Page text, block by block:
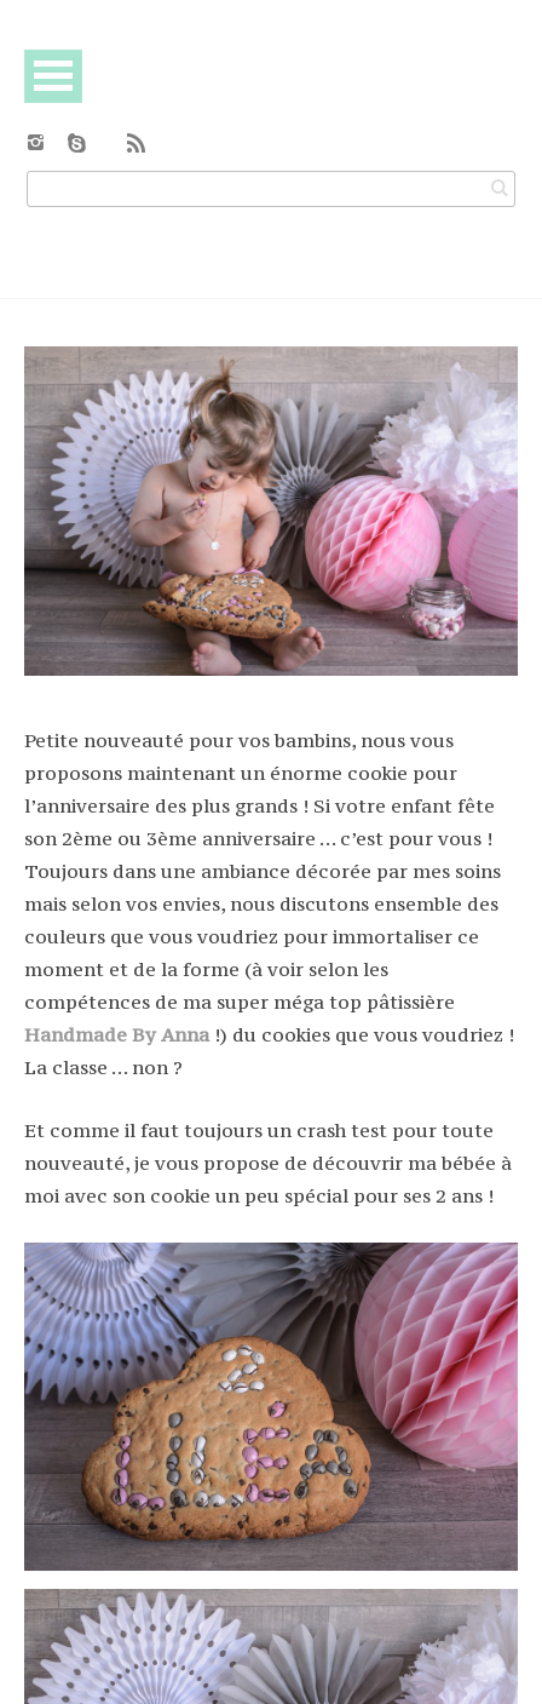
Petite nouveauté pour vos bambins, nous vous
proposons maintenant un énorme cookie pour
l’anniversaire des plus grands ! Si votre enfant fête
son 2ème ou 3ème anniversaire … c’est pour vous !
Toujours dans une ambiance décorée par mes soins
mais selon vos envies, nous discutons ensemble des
couleurs que vous voudriez pour immortaliser ce
moment et de la forme (à voir selon les
compétences de ma super méga top pâtissière
Handmade By Anna !) du cookies que vous voudriez !
La classe … non ?
Et comme il faut toujours un crash test pour toute
nouveauté, je vous propose de découvrir ma bébée à
moi avec son cookie un peu spécial pour ses 2 ans !